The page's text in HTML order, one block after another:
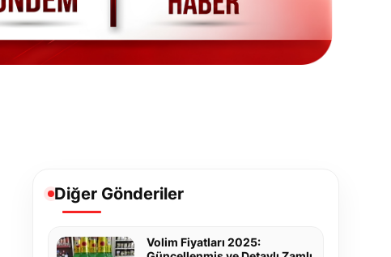
Diğer Gönderiler
Volim Fiyatları 2025: